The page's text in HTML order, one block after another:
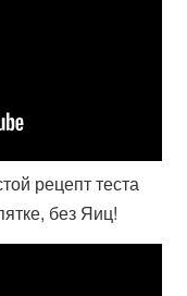
рецепт теста
без Яиц!